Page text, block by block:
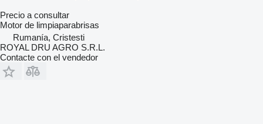
Precio a consultar
Motor de limpiaparabrisas
Rumanía, Cristesti
ROYAL DRU AGRO S.R.L.
Contacte con el vendedor